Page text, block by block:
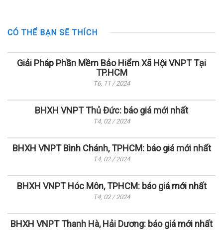
CÓ THỂ BẠN SẼ THÍCH
Giải Pháp Phần Mềm Bảo Hiểm Xã Hội VNPT Tại
TP.HCM
T6, 11 / 2024
BHXH VNPT Thủ Đức: báo giá mới nhất
T4, 02 / 2024
BHXH VNPT Bình Chánh, TPHCM: báo giá mới nhất
T4, 02 / 2024
BHXH VNPT Hóc Môn, TPHCM: báo giá mới nhất
T4, 02 / 2024
BHXH VNPT Thanh Hà, Hải Dương: báo giá mới nhất